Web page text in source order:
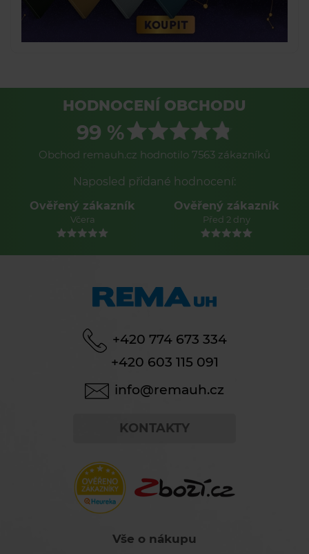
HODNOCENÍ OBCHODU
99 %
Obchod remauh.cz hodnotilo 7563 zákazníků
Naposled přidané hodnocení:
Ověřený zákazník
Včera
Ověřený zákazník
Před 2 dny
+420 774 673 334
+420 603 115 091
info@remauh.cz
KONTAKTY
Vše o nákupu